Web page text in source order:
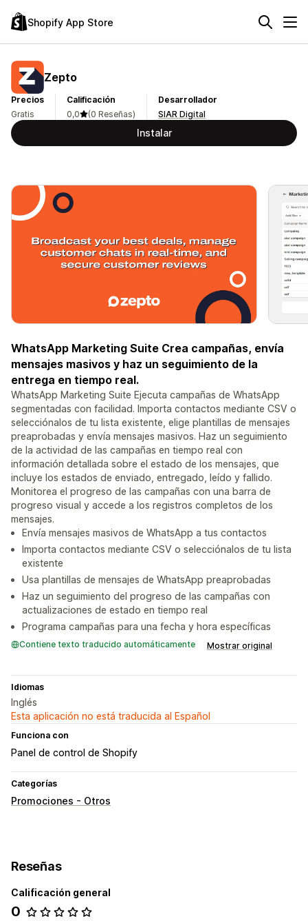
Shopify App Store
Zepto
Precios
Gratis
Calificación
0,0
(0 Reseñas)
Desarrollador
SIAR Digital
Instalar
WhatsApp Marketing Suite Crea campañas, envía
mensajes masivos y haz un seguimiento de la
entrega en tiempo real.
WhatsApp Marketing Suite Ejecuta campañas de WhatsApp
segmentadas con facilidad. Importa contactos mediante CSV o
selecciónalos de tu lista existente, elige plantillas de mensajes
preaprobadas y envía mensajes masivos. Haz un seguimiento
de la actividad de las campañas en tiempo real con
información detallada sobre el estado de los mensajes, que
incluye los estados de enviado, entregado, leído y fallido.
Monitorea el progreso de las campañas con una barra de
progreso visual y accede a los registros completos de los
mensajes.
Envía mensajes masivos de WhatsApp a tus contactos
Importa contactos mediante CSV o selecciónalos de tu lista
existente
Usa plantillas de mensajes de WhatsApp preaprobadas
Haz un seguimiento del progreso de las campañas con
actualizaciones de estado en tiempo real
Programa campañas para una fecha y hora específicas
Contiene texto traducido automáticamente Mostrar original
Idiomas
Inglés
Esta aplicación no está traducida al Español
Funciona con
Panel de control de Shopify
Categorías
Promociones - Otros
Reseñas
Calificación general
0